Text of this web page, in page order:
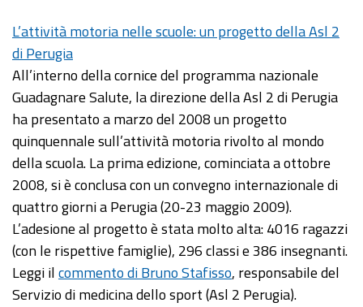
L’attività motoria nelle scuole: un progetto della Asl 2
di Perugia
All’interno della cornice del programma nazionale
Guadagnare Salute, la direzione della Asl 2 di Perugia
ha presentato a marzo del 2008 un progetto
quinquennale sull’attività motoria rivolto al mondo
della scuola. La prima edizione, cominciata a ottobre
2008, si è conclusa con un convegno internazionale di
quattro giorni a Perugia (20-23 maggio 2009).
L’adesione al progetto è stata molto alta: 4016 ragazzi
(con le rispettive famiglie), 296 classi e 386 insegnanti.
Leggi ilcommento di Bruno Stafisso, responsabile del
Servizio di medicina dello sport (Asl 2 Perugia).